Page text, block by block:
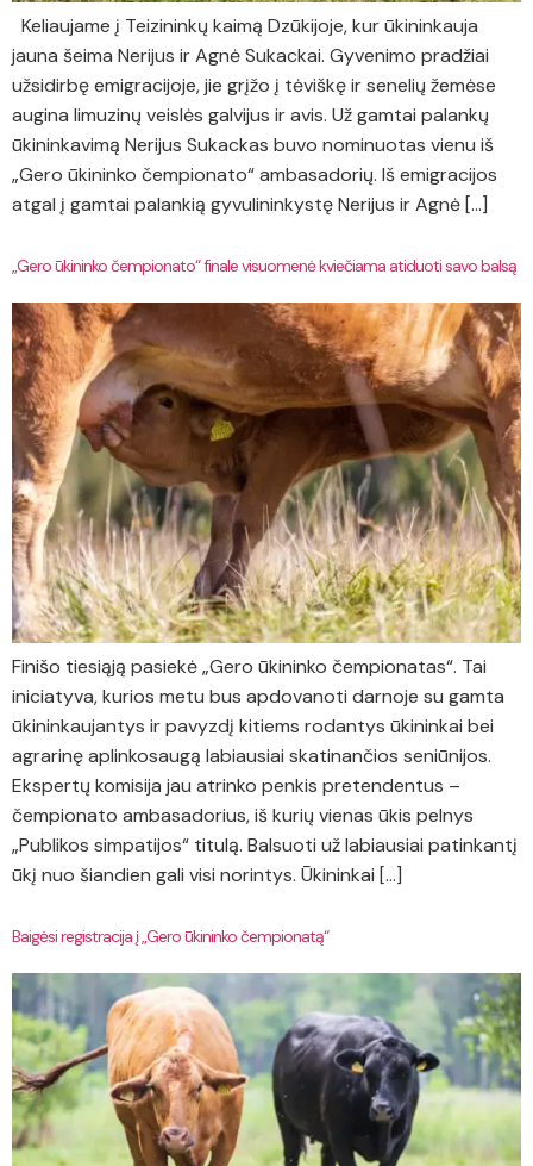
Keliaujame į Teizininkų kaimą Dzūkijoje, kur ūkininkauja
jauna šeima Nerijus ir Agnė Sukackai. Gyvenimo pradžiai
užsidirbę emigracijoje, jie grįžo į tėviškę ir senelių žemėse
augina limuzinų veislės galvijus ir avis. Už gamtai palankų
ūkininkavimą Nerijus Sukackas buvo nominuotas vienu iš
„Gero ūkininko čempionato“ ambasadorių. Iš emigracijos
atgal į gamtai palankią gyvulininkystę Nerijus ir Agnė […]
„Gero ūkininko čempionato“ finale visuomenė kviečiama atiduoti savo balsą
Finišo tiesiąją pasiekė „Gero ūkininko čempionatas“. Tai
iniciatyva, kurios metu bus apdovanoti darnoje su gamta
ūkininkaujantys ir pavyzdį kitiems rodantys ūkininkai bei
agrarinę aplinkosaugą labiausiai skatinančios seniūnijos.
Ekspertų komisija jau atrinko penkis pretendentus –
čempionato ambasadorius, iš kurių vienas ūkis pelnys
„Publikos simpatijos“ titulą. Balsuoti už labiausiai patinkantį
ūkį nuo šiandien gali visi norintys. Ūkininkai […]
Baigėsi registracija į „Gero ūkininko čempionatą“